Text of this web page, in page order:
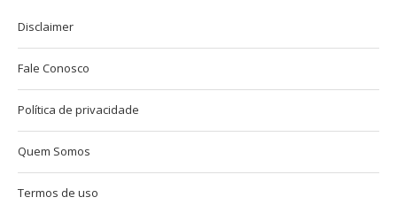
Disclaimer
Fale Conosco
Política de privacidade
Quem Somos
Termos de uso